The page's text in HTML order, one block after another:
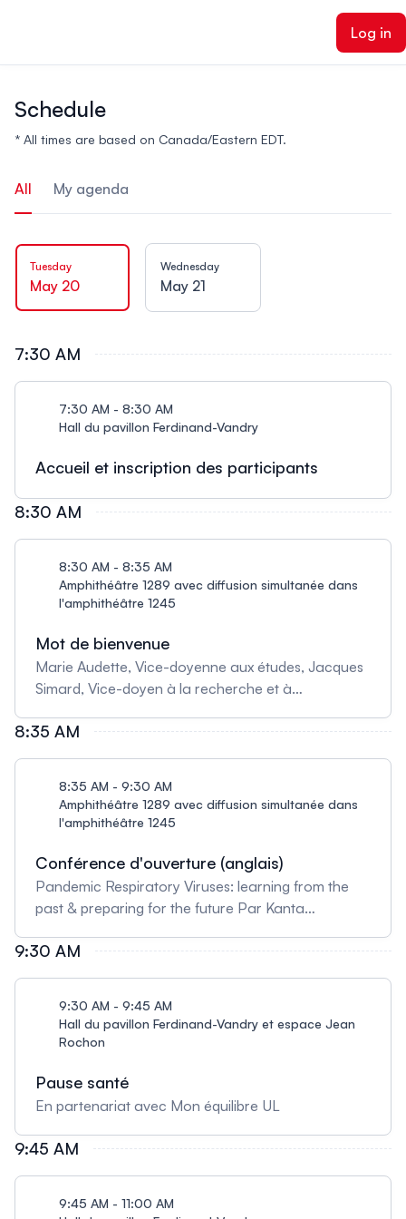
Log in
Schedule
* All times are based on Canada/Eastern EDT.
All My agenda
Tuesday
May 20
Wednesday
May 21
7:30 AM
7:30 AM - 8:30 AM
Hall du pavillon Ferdinand-Vandry
Accueil et inscription des participants
8:30 AM
8:30 AM - 8:35 AM
Amphithéâtre 1289 avec diffusion simultanée dans
l'amphithéâtre 1245
Mot de bienvenue
Marie Audette, Vice-doyenne aux études, Jacques
Simard, Vice-doyen à la recherche et à
l'amphithéâtre 1245.
8:35 AM
8:35 AM - 9:30 AM
Amphithéâtre 1289 avec diffusion simultanée dans
l'amphithéâtre 1245
Conférence d'ouverture (anglais)
Pandemic Respiratory Viruses: learning from the
past & preparing for the future Par Kanta
Département de microbiologie-infectiologie et
d’immunologie de l'Université Laval, chercheuse au
la Chaire d’excellence en recherche du Canada
sur la biologie et le contrôle des virus respiratoires
majority of emerging viruses have emerged from
animal reservoirs as zoonoses. A virus that causes
severe disease in a new host. In some instances,
outbreaks or epidemics, that are controlled with
9:30 AM
9:30 AM - 9:45 AM
Hall du pavillon Ferdinand-Vandry et espace Jean
Rochon
Pause santé
En partenariat avec Mon équilibre UL
9:45 AM
9:45 AM - 11:00 AM